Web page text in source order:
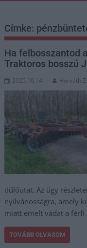
Címke:
Ha felbosszantod
Traktoros bosszú
2025.10.14. Horváth
dűlőutat. Az ügy
nyilvánosságra, amely
miatt emelt vádat a férfi
TOVÁBB OLVASOM